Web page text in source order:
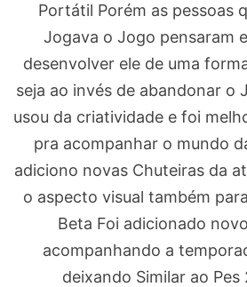
Portátil Porém as pessoas
Jogava o Jogo pensaram
desenvolver ele de uma
seja ao invés de abandonar o
usou da criatividade e foi
pra acompanhar o mundo
adiciono novas Chuteiras da
o aspecto visual também
Beta Foi adicionado
acompanhando a
deixando Similar ao